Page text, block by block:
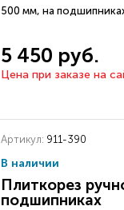
500 мм, на
5 450 руб.
Цена при заказе на
Артикул: 911-390
В наличии
Плиткорез
подшипниках